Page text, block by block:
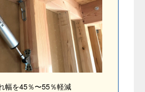
幅を45％〜55％軽減